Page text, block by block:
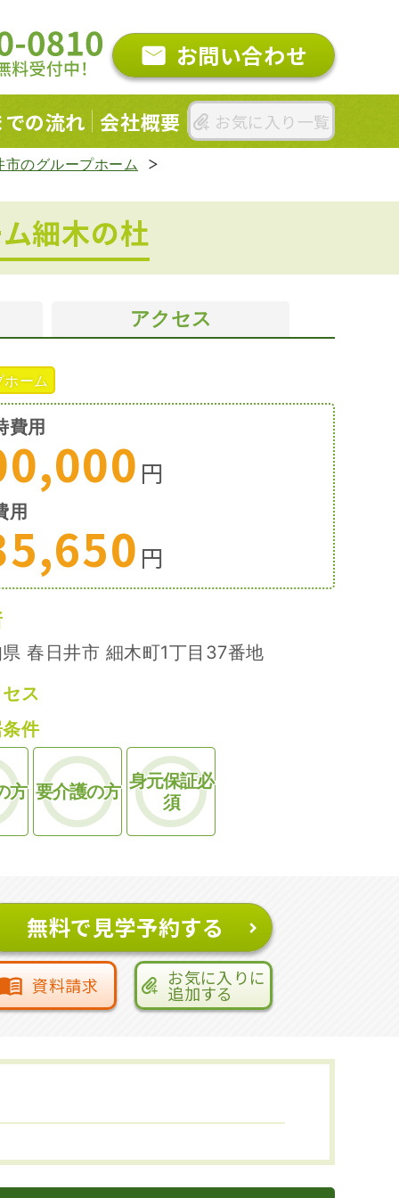
お問い合わせ
の流れ 会社概要 お気に入り一覧
市のグループホーム
細木の杜
アクセス
ーム
費用
円
用
円
春日井市 細木町1丁目37番地
ス
件
方 要介護の方 身元保証必
須
無料で見学予約する
資料請求 お気に入りに
追加する